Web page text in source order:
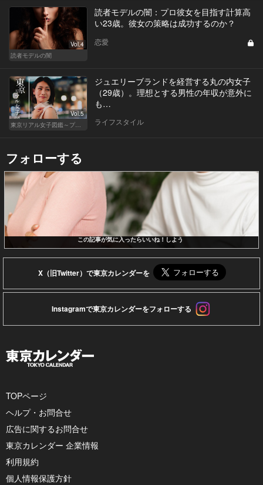
Vol.4
読者モデルの闇
読者モデルの闇：プロ彼女を目指す計算高
い23歳。彼女の策略は成功するのか？
恋愛
Vol.5
ジュエリーブランドを経営する丸の内女子
（29歳）。理想とする男性の年収が意外に
も…
ライフスタイル
フォローする
この記事が気に入ったらいいね！しよう
X（旧Twitter）で東京カレンダーを
Instagramで東京カレンダーをフォローする
TOPページ
ヘルプ・お問合せ
広告に関するお問合せ
東京カレンダー 企業情報
利用規約
個人情報保護方針